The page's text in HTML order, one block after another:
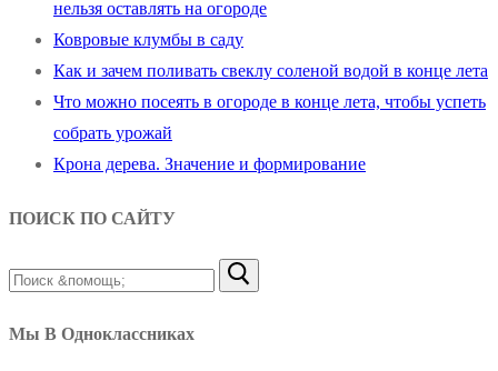
нельзя оставлять на огороде
Ковровые клумбы в саду
Как и зачем поливать свеклу соленой водой в конце лета
Что можно посеять в огороде в конце лета, чтобы успеть
собрать урожай
Крона дерева. Значение и формирование
ПОИСК ПО САЙТУ
Найти:
Мы В Одноклассниках